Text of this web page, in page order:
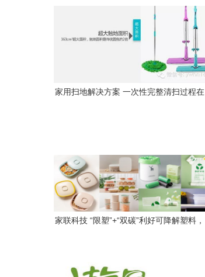
家用扫地解决方案 一次性完整清扫过程在
家联科技 “限塑”+“双碳”利好可降解塑料，